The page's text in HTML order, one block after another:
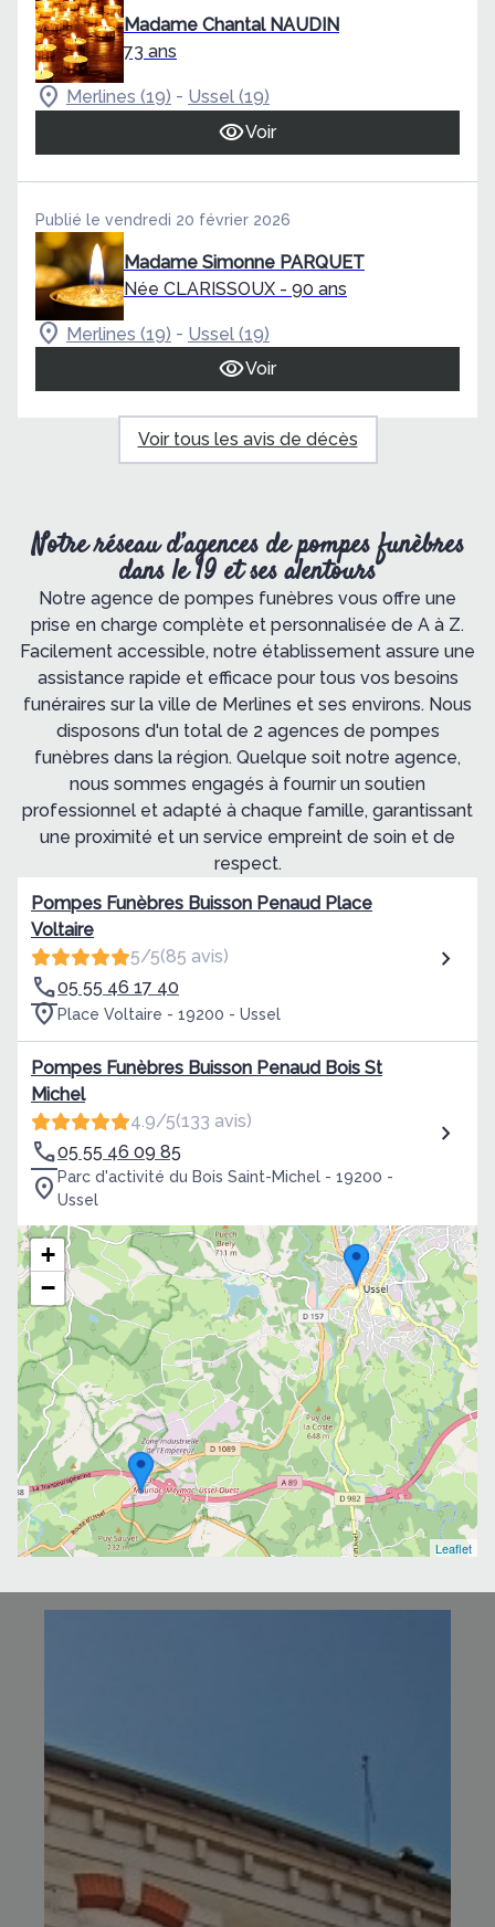
Madame Chantal NAUDIN
73 ans
Merlines (19) - Ussel (19)
Voir
Publié le vendredi 20 février 2026
Madame Simonne PARQUET
Née CLARISSOUX - 90 ans
Merlines (19) - Ussel (19)
Voir
Voir tous les avis de décès
Notre réseau d’agences de pompes funèbres
dans le 19 et ses alentours
Notre agence de pompes funèbres vous offre une
prise en charge complète et personnalisée de A à Z.
Facilement accessible, notre établissement assure une
assistance rapide et efficace pour tous vos besoins
funéraires sur la ville de Merlines et ses environs. Nous
disposons d'un total de 2 agences de pompes
funèbres dans la région. Quelque soit notre agence,
nous sommes engagés à fournir un soutien
professionnel et adapté à chaque famille, garantissant
une proximité et un service empreint de soin et de
respect.
Pompes Funèbres Buisson Penaud Place
Voltaire
5/5(85 avis)
05 55 46 17 40
Place Voltaire - 19200 - Ussel
Pompes Funèbres Buisson Penaud Bois St
Michel
4.9/5(133 avis)
05 55 46 09 85
Parc d'activité du Bois Saint-Michel - 19200 -
Ussel
+
−
Leaflet